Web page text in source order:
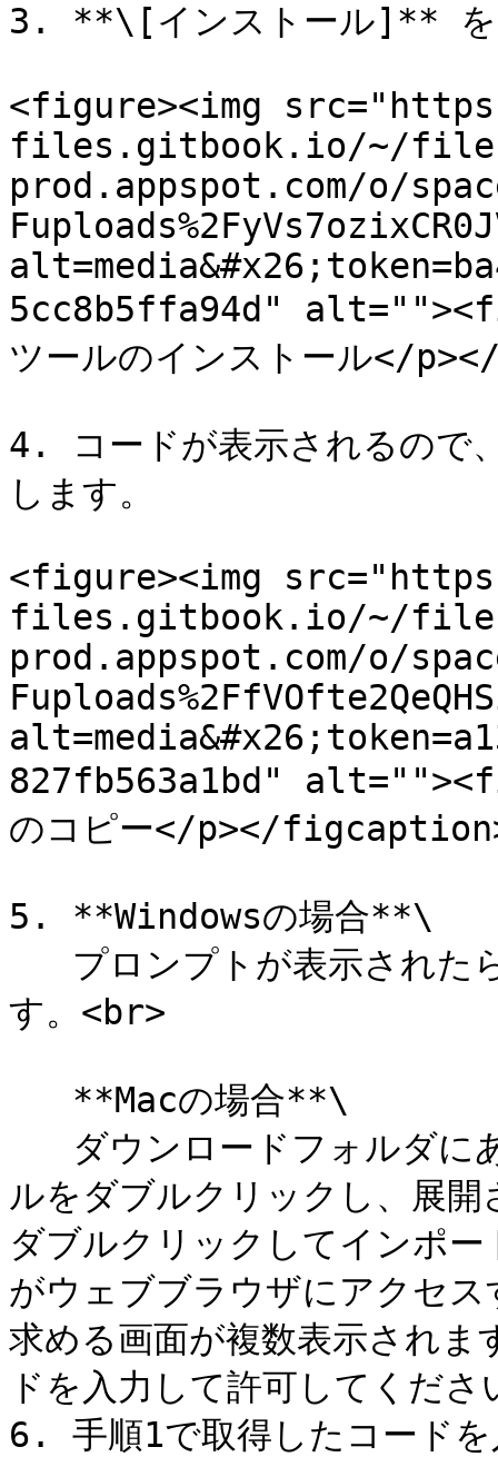
3. **\[インストール]** を
<figure><img
files.gitbook.io/~/
prod.appspot.com/o/
5cc8b5ffa94d"
ツールのインストール</
4. コードが表示されるので
します。
<figure><img
files.gitbook.io/~/
prod.appspot.com/o/
827fb563a1bd"
のコピー</p></
5. **Windowsの場合**\
す。<br>
ルをダブルクリックし、展
ダブルクリックしてインポ
がウェブブラウザにアクセ
求める画面が複数表示され
ドを入力して許可してくださ
6. 手順1で取得したコード